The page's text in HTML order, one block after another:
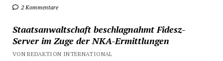
2 Kommentare
Staatsanwaltschaft beschlagnahmt Fidesz-
Server im Zuge der NKA-Ermittlungen
VON REDAKTION INTERNATIONAL